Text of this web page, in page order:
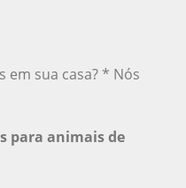
sua casa? * Nós
para animais de